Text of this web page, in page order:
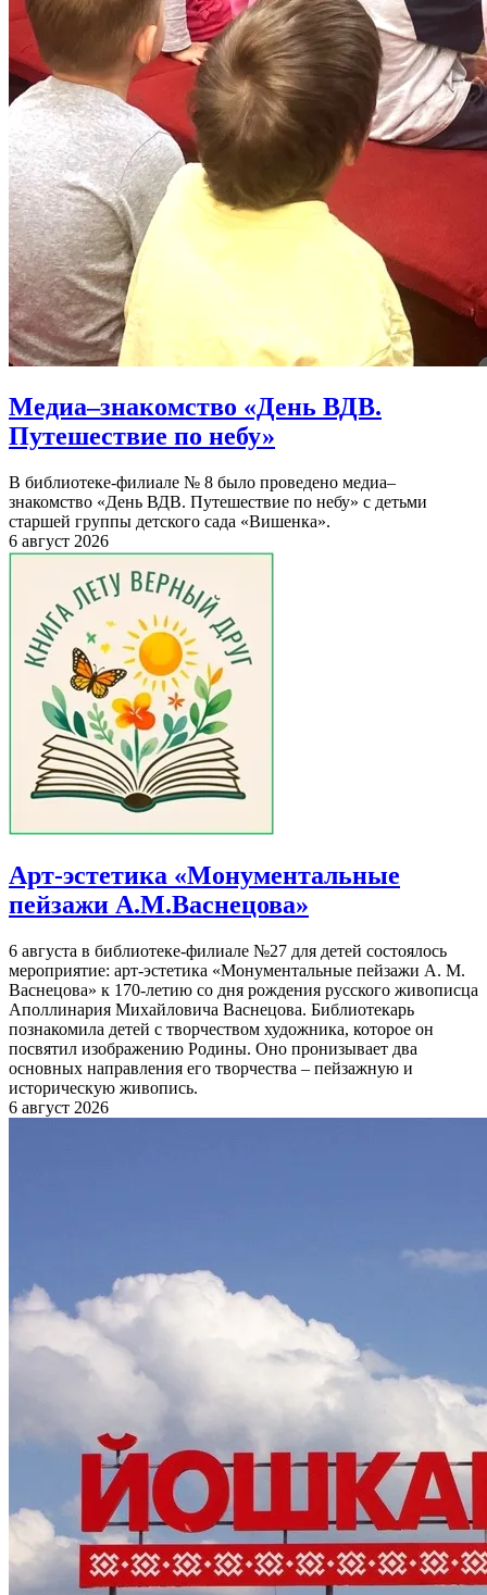
Медиа–знакомство «День ВДВ.
Путешествие по небу»
В библиотеке-филиале № 8 было проведено медиа–
знакомство «День ВДВ. Путешествие по небу» с детьми
старшей группы детского сада «Вишенка».
6 август 2026
Арт-эстетика «Монументальные
пейзажи А.М.Васнецова»
6 августа в библиотеке-филиале №27 для детей состоялось
мероприятие: арт-эстетика «Монументальные пейзажи А. М.
Васнецова» к 170-летию со дня рождения русского живописца
Аполлинария Михайловича Васнецова. Библиотекарь
познакомила детей с творчеством художника, которое он
посвятил изображению Родины. Оно пронизывает два
основных направления его творчества – пейзажную и
историческую живопись.
6 август 2026